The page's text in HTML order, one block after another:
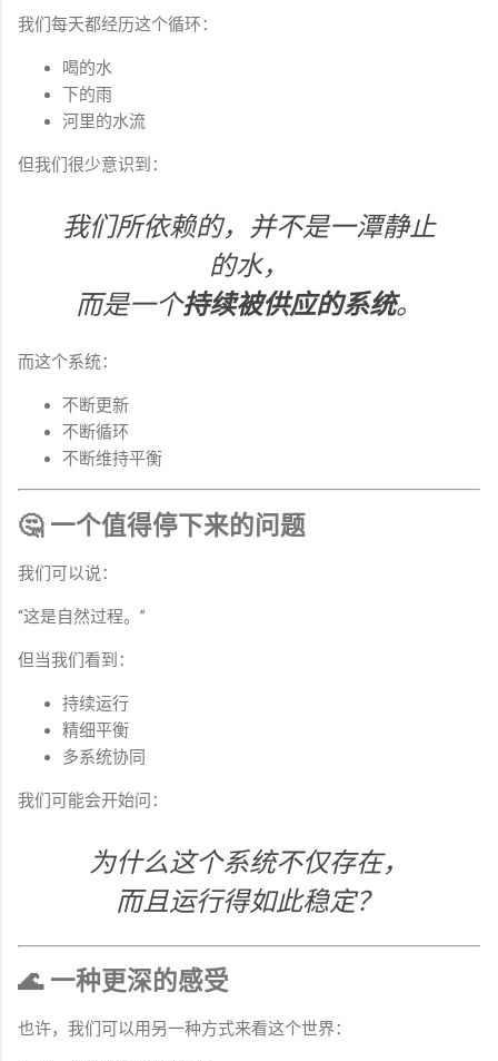
我们每天都经历这个循环：
喝的水
下的雨
河里的水流
但我们很少意识到：
我们所依赖的，并不是一潭静止
的水，
而是一个持续被供应的系统。
而这个系统：
不断更新
不断循环
不断维持平衡
🤔 一个值得停下来的问题
我们可以说：
“这是自然过程。”
但当我们看到：
持续运行
精细平衡
多系统协同
我们可能会开始问：
为什么这个系统不仅存在，
而且运行得如此稳定？
🌊 一种更深的感受
也许，我们可以用另一种方式来看这个世界：